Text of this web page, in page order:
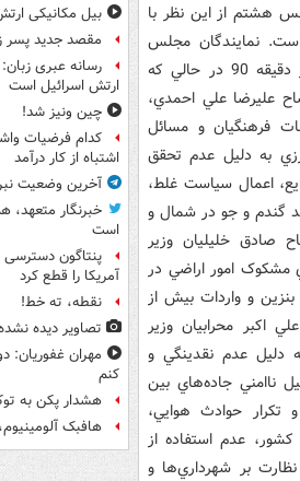
هشتم از اين نظر با
است. نمايندگان مجلس
هشتم بارها عزم خود را براي استيضاح يکي از وزرا جزم کردند اما در دقيقه 90 در حالي که
عليرضا علي احمدي،
فرهنگيان و مسائل
به دليل عدم تحقق
اعمال سياست غلط،
گندم و جو در شمال و
صادق خليليان وزير
مشکوک امور اراضي در
و واردات بيش از
محرابيان وزير
70 درصد شرکت‌ها به دليل عدم نقدينگي و
ناامني جاده‌هاي بين
تکرار حوادث هوايي،
عدم استفاده از
بر شهرداري‌ها و
بیل مکانیکی
مقصد جدید پسر
رسانه عبری
ارتش اسرائیل است
چین ونیز شد!
کدام فرضیات
اشتباه از کار درآمد
آخرین وضعیت
خبرنگار متعهد،
است
پنتاگون دسترسی
آمریکا را قطع کرد
نقطه، ته خط!
تصاویر دیده‌
مهران
کنم
هشدار پکن به
هافبک